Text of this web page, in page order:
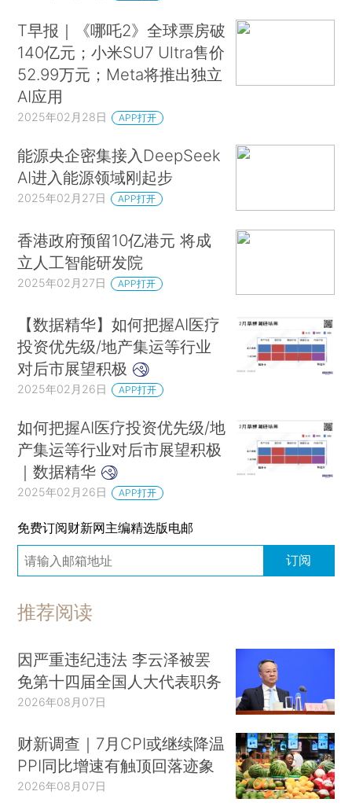
T早报｜《哪吒2》全球票房破
140亿元；小米SU7 Ultra售价
52.99万元；Meta将推出独立
AI应用
2025年02月28日 APP打开
能源央企密集接入DeepSeek
AI进入能源领域刚起步
2025年02月27日 APP打开
香港政府预留10亿港元 将成
立人工智能研发院
2025年02月27日 APP打开
【数据精华】如何把握AI医疗
投资优先级/地产集运等行业
对后市展望积极
2025年02月26日 APP打开
如何把握AI医疗投资优先级/地
产集运等行业对后市展望积极
｜数据精华
2025年02月26日 APP打开
免费订阅财新网主编精选版电邮
订阅
推荐阅读
因严重违纪违法 李云泽被罢
免第十四届全国人大代表职务
2026年08月07日
财新调查｜7月CPI或继续降温
PPI同比增速有触顶回落迹象
2026年08月07日